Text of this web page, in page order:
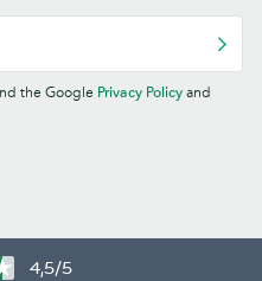
the Google Privacy Policy and
4,5/5